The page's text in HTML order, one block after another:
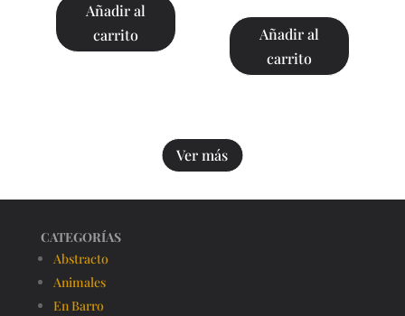
Añadir al
carrito
Añadir al
carrito
Ver más
CATEGORÍAS
Abstracto
Animales
En Barro